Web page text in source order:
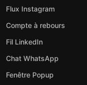
Flux Instagram
Compte à rebours
Fil LinkedIn
Chat WhatsApp
Fenêtre Popup